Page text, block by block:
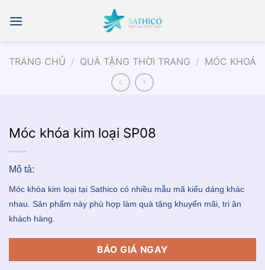
đến
TRANG CHỦ / QUÀ TẶNG THỜI TRANG / MÓC KHOÁ
Móc khóa kim loại SP08
Mô tả:
Móc khóa kim loại tại Sathico có nhiều mẫu mã kiểu dáng khác
nhau. Sản phẩm này phù hợp làm quà tặng khuyến mãi, tri ân
khách hàng.
BÁO GIÁ NGAY